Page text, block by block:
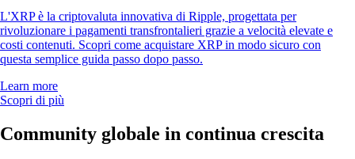
L'XRP è la criptovaluta innovativa di Ripple, progettata per
rivoluzionare i pagamenti transfrontalieri grazie a velocità elevate e
costi contenuti. Scopri come acquistare XRP in modo sicuro con
questa semplice guida passo dopo passo.
Learn more
Scopri di più
Community globale in continua crescita